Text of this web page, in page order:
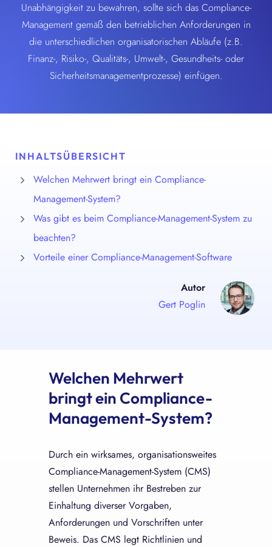
Unabhängigkeit zu bewahren, sollte sich das Compliance-
Management gemäß den betrieblichen Anforderungen in
die unterschiedlichen organisatorischen Abläufe (z.B.
Finanz-, Risiko-, Qualitäts-, Umwelt-, Gesundheits- oder
Sicherheitsmanagementprozesse) einfügen.
INHALTSÜBERSICHT
Welchen Mehrwert bringt ein Compliance-
Management-System?
Was gibt es beim Compliance-Management-System zu
beachten?
Vorteile einer Compliance-Management-Software
Autor
Gert Poglin
Welchen Mehrwert
bringt ein Compliance-
Management-System?
Durch ein wirksames, organisationsweites
Compliance-Management-System (CMS)
stellen Unternehmen ihr Bestreben zur
Einhaltung diverser Vorgaben,
Anforderungen und Vorschriften unter
Beweis. Das CMS legt Richtlinien und